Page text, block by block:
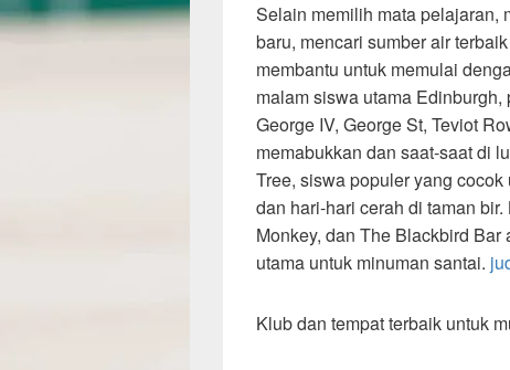
Selain memilih mata pelajaran,
baru, mencari sumber air
membantu untuk memulai
malam siswa utama
George IV, George St, Teviot
memabukkan dan saat-saat di
Tree, siswa populer yang
dan hari-hari cerah di taman
Monkey, dan The Blackbird
utama untuk minuman santai.
Klub dan tempat terbaik untuk